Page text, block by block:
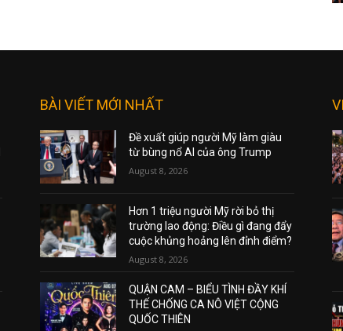
BÀI VIẾT MỚI NHẤT
Đề xuất giúp người Mỹ làm giàu
từ bùng nổ AI của ông Trump
August 8, 2026
Hơn 1 triệu người Mỹ rời bỏ thị
trường lao động: Điều gì đang đẩy
cuộc khủng hoảng lên đỉnh điểm?
August 8, 2026
QUẬN CAM – BIỂU TÌNH ĐẦY KHÍ
THẾ CHỐNG CA NÔ VIỆT CỘNG
QUỐC THIÊN